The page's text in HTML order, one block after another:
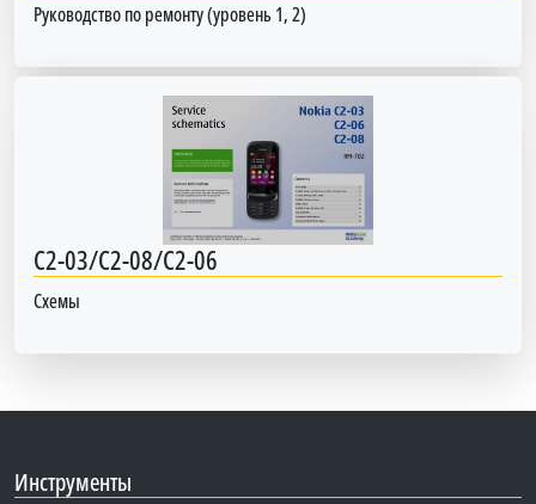
Руководство по ремонту (уровень 1, 2)
C2-03/C2-08/C2-06
Схемы
Инструменты